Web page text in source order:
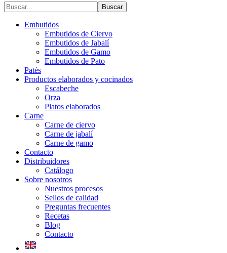
Buscar...
Embutidos
Embutidos de Ciervo
Embutidos de Jabalí
Embutidos de Gamo
Embutidos de Pato
Patés
Productos elaborados y cocinados
Escabeche
Orza
Platos elaborados
Carne
Carne de ciervo
Carne de jabalí
Carne de gamo
Contacto
Distribuidores
Catálogo
Sobre nosotros
Nuestros procesos
Sellos de calidad
Preguntas frecuentes
Recetas
Blog
Contacto